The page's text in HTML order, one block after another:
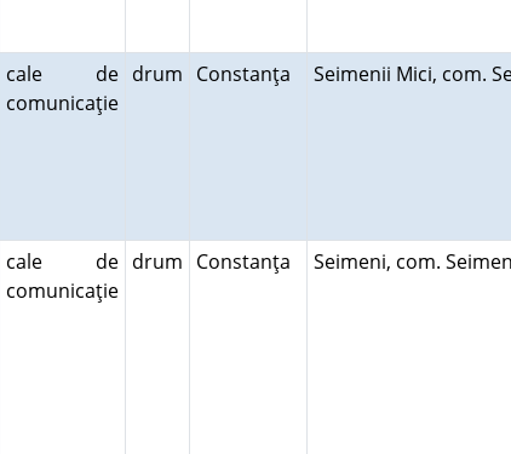
cale de
comunicaţie
drum Constanţa Seimenii Mici, com.
cale de
comunicaţie
drum Constanţa Seimeni, com.